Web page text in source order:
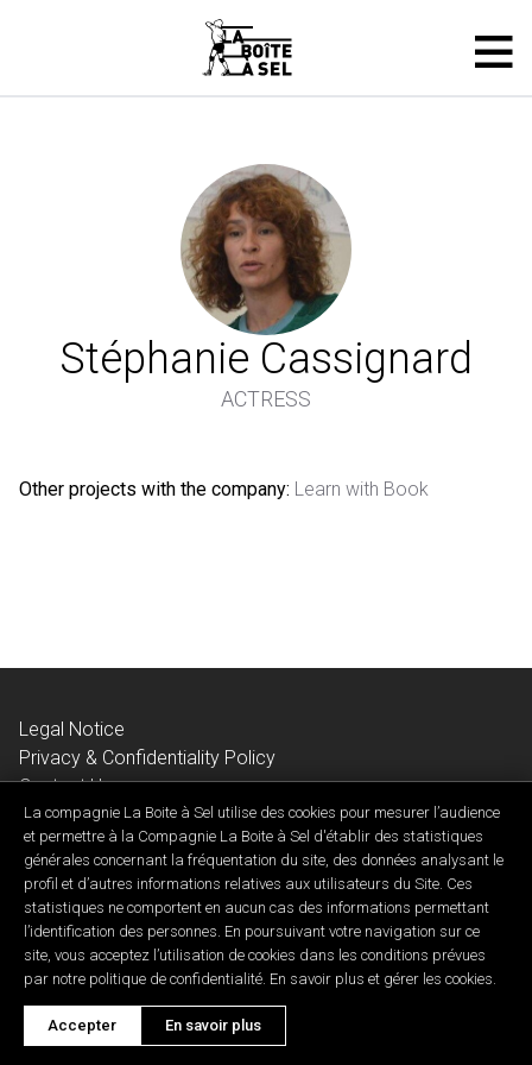
Stéphanie Cassignard
ACTRESS
Other projects with the company: Learn with Book
Legal Notice
Privacy & Confidentiality Policy
Contact Us
Developed by ID Synergy
Copyright 2026 © Cie. La Boîte à sel • Tous droits réservés.
La compagnie La Boite à Sel utilise des cookies pour mesurer l’audience
et permettre à la Compagnie La Boite à Sel d'établir des statistiques
générales concernant la fréquentation du site, des données analysant le
profil et d’autres informations relatives aux utilisateurs du Site. Ces
statistiques ne comportent en aucun cas des informations permettant
l’identification des personnes. En poursuivant votre navigation sur ce
site, vous acceptez l’utilisation de cookies dans les conditions prévues
par notre politique de confidentialité. En savoir plus et gérer les cookies.
Accepter En savoir plus